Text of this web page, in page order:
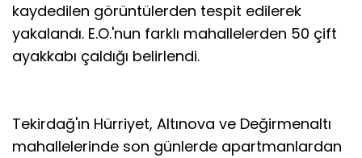
kaydedilen görüntülerden tespit edilerek
yakalandı. E.O.'nun farklı mahallelerden 50 çift
ayakkabı çaldığı belirlendi.
Tekirdağ'ın Hürriyet, Altınova ve Değirmenaltı
mahallelerinde son günlerde apartmanlardan